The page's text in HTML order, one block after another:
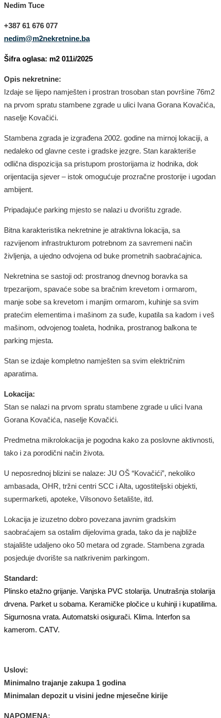
Nedim Tuce
+387 61 676 077
nedim@m2nekretnine.ba
Šifra oglasa: m2 011i/2025
Opis nekretnine:
Izdaje se lijepo namješten i prostran trosoban stan površine 76m2
na prvom spratu stambene zgrade u ulici Ivana Gorana Kovačića,
naselje Kovačići.
Stambena zgrada je izgrađena 2002. godine na mirnoj lokaciji, a
nedaleko od glavne ceste i gradske jezgre. Stan karakteriše
odlična dispozicija sa pristupom prostorijama iz hodnika, dok
orijentacija sjever – istok omogućuje prozračne prostorije i ugodan
ambijent.
Pripadajuće parking mjesto se nalazi u dvorištu zgrade.
Bitna karakteristika nekretnine je atraktivna lokacija, sa
razvijenom infrastrukturom potrebnom za savremeni način
življenja, a ujedno odvojena od buke prometnih saobraćajnica.
Nekretnina se sastoji od: prostranog dnevnog boravka sa
trpezarijom, spavaće sobe sa bračnim krevetom i ormarom,
manje sobe sa krevetom i manjim ormarom, kuhinje sa svim
pratećim elementima i mašinom za suđe, kupatila sa kadom i veš
mašinom, odvojenog toaleta, hodnika, prostranog balkona te
parking mjesta.
Stan se izdaje kompletno namješten sa svim električnim
aparatima.
Lokacija:
Stan se nalazi na prvom spratu stambene zgrade u ulici Ivana
Gorana Kovačića, naselje Kovačići.
Predmetna mikrolokacija je pogodna kako za poslovne aktivnosti,
tako i za porodični način života.
U neposrednoj blizini se nalaze: JU OŠ “Kovačići”, nekoliko
ambasada, OHR, tržni centri SCC i Alta, ugostiteljski objekti,
supermarketi, apoteke, Vilsonovo šetalište, itd.
Lokacija je izuzetno dobro povezana javnim gradskim
saobraćajem sa ostalim dijelovima grada, tako da je najbliže
stajalište udaljeno oko 50 metara od zgrade. Stambena zgrada
posjeduje dvorište sa natkrivenim parkingom.
Standard:
Plinsko etažno grijanje. Vanjska PVC stolarija. Unutrašnja stolarija
drvena. Parket u sobama. Keramičke pločice u kuhinji i kupatilima.
Sigurnosna vrata. Automatski osigurači. Klima. Interfon sa
kamerom. CATV.
Uslovi:
Minimalno trajanje zakupa 1 godina
Minimalan depozit u visini jedne mjesečne kirije
NAPOMENA: